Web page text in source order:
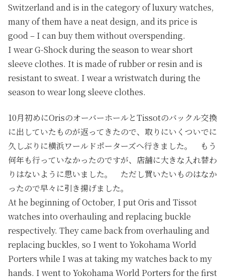
Switzerland and is in the category of luxury watches,
many of them have a neat design, and its price is
good – I can buy them without overspending.
I wear G-Shock during the season to wear short
sleeve clothes. It is made of rubber or resin and is
resistant to sweat. I wear a wristwatch during the
season to wear long sleeve clothes.
10月初めにOrisのオーバーホールとTissotのバックル交換
に出していたものが返ってきたので、取りにいくついでに
久しぶりに横浜ワールドポーターズへ行きました。 もう
何年も行っていなかったのですが、店舗に大きな入れ替わ
りはないように思いました。 ただし買いたいものはなか
ったので早々に引き揚げました。
At he beginning of October, I put Oris and Tissot
watches into overhauling and replacing buckle
respectively. They came back from overhauling and
replacing buckles, so I went to Yokohama World
Porters while I was at taking my watches back to my
hands. I went to Yokohama World Porters for the first